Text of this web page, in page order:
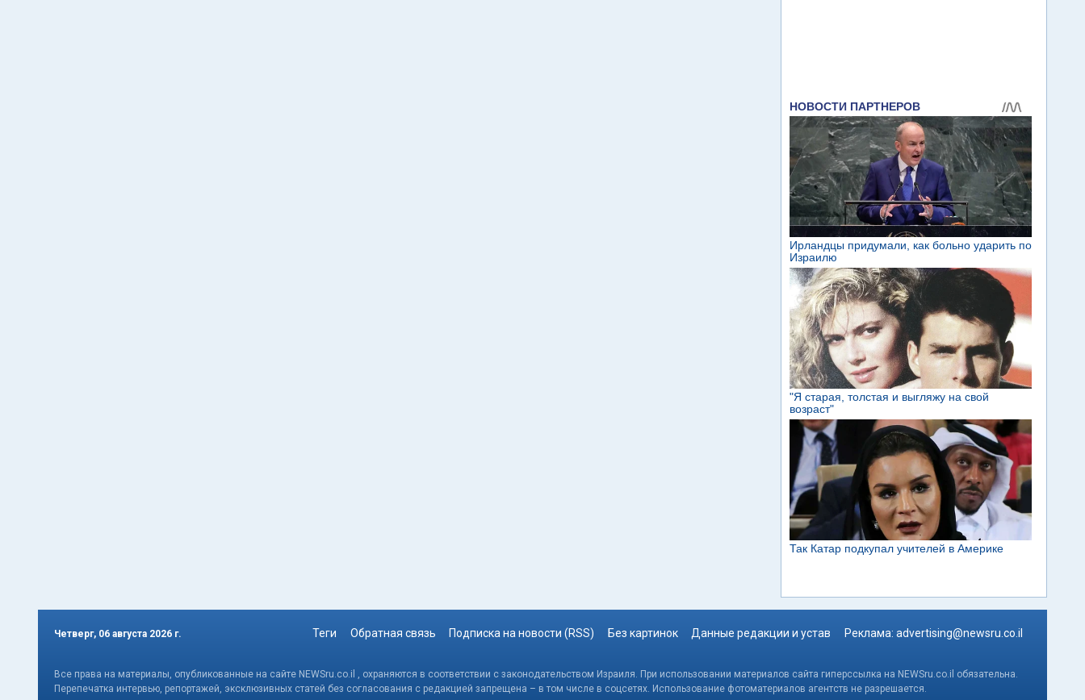
Четверг, 06 августа 2026 г. Теги Обратная связь Подписка на новости (RSS) Без картинок Данные редакции и устав Реклама: advertising@newsru.co.il
Все права на материалы, опубликованные на сайте NEWSru.co.il , охраняются в соответствии с законодательством Израиля. При использовании материалов сайта гиперссылка на NEWSru.co.il обязательна.
Перепечатка интервью, репортажей, эксклюзивных статей без согласования с редакцией запрещена – в том числе в соцсетях. Использование фотоматериалов агентств не разрешается.